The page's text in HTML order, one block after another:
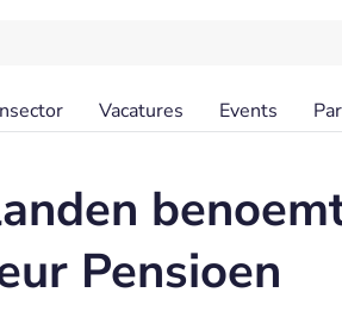
Vacatures Events
Pensioen